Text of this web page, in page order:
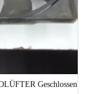
Geschlossen